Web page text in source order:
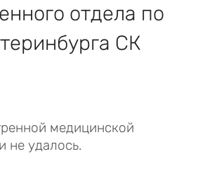
отдела по
СК
медицинской
не удалось.